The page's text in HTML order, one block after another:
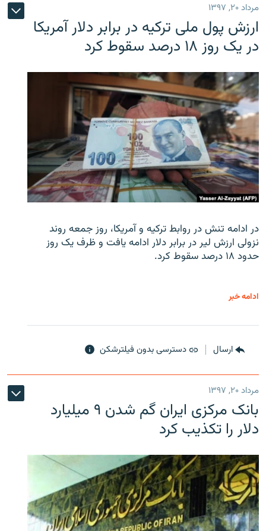
مرداد ۲۰, ۱۳۹۷
ارزش پول ملی ترکیه در برابر دلار آمریکا
در یک روز ۱۸ درصد سقوط کرد
در ادامه تنش در روابط ترکیه و آمریکا، روز جمعه روند
نزولی ارزش لیر در برابر دلار ادامه یافت و ظرف یک روز
حدود ۱۸ درصد سقوط کرد.
ادامه خبر
ارسال دسترسی بدون فیلترشکن
مرداد ۲۰, ۱۳۹۷
بانک مرکزی ایران گم شدن ۹ میلیارد
دلار را تکذیب کرد